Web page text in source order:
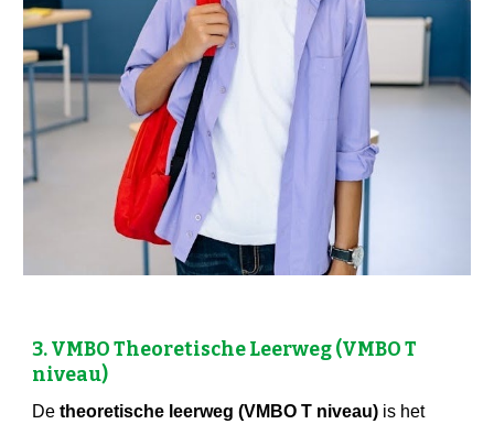
3. VMBO Theoretische Leerweg (VMBO T
niveau)
Detheoretische leerweg (VMBO T niveau) is het